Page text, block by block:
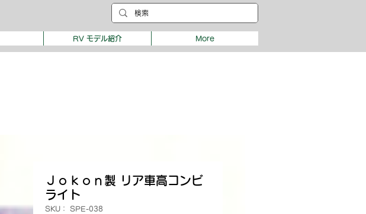
RV モデル紹介 More
Ｊｏｋｏｎ製 リア車高コンビ
ライト
SKU： SPE-038